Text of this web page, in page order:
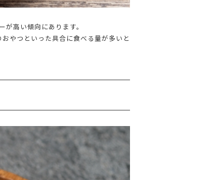
高い傾向にあります。
やつといった具合に食べる量が多いと